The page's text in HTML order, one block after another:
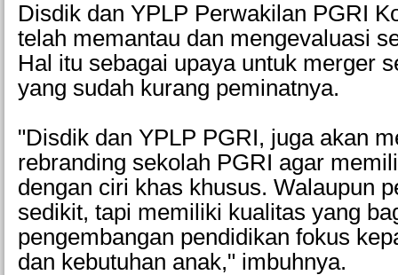
Disdik dan YPLP Perwakilan PGRI
telah memantau dan mengevaluasi
Hal itu sebagai upaya untuk merger
yang sudah kurang peminatnya.
"Disdik dan YPLP PGRI, juga akan
rebranding sekolah PGRI agar
dengan ciri khas khusus. Walaupun
sedikit, tapi memiliki kualitas yang
pengembangan pendidikan fokus
dan kebutuhan anak," imbuhnya.